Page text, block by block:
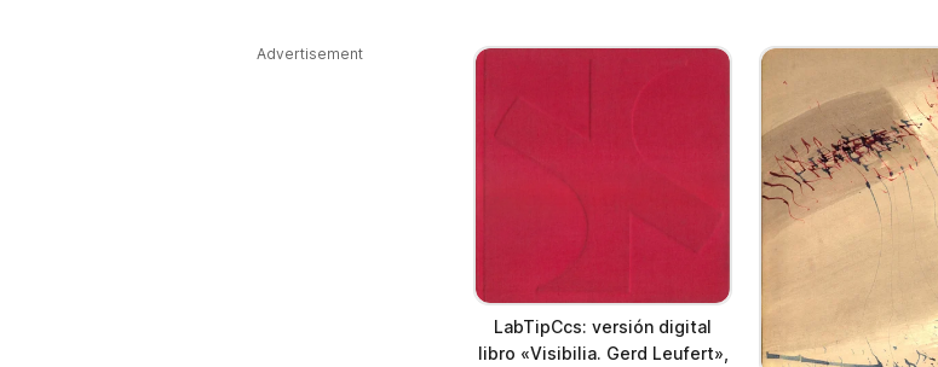
Advertisement
LabTipCcs: versión digital
libro «Visibilia. Gerd Leufert»,